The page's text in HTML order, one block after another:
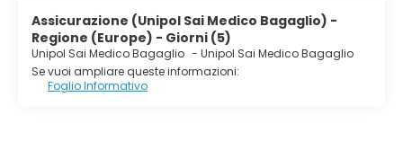
Assicurazione (Unipol Sai Medico Bagaglio) -
Regione (Europe) - Giorni (5)
Unipol Sai Medico Bagaglio - Unipol Sai Medico Bagaglio
Se vuoi ampliare queste informazioni:
Foglio Informativo